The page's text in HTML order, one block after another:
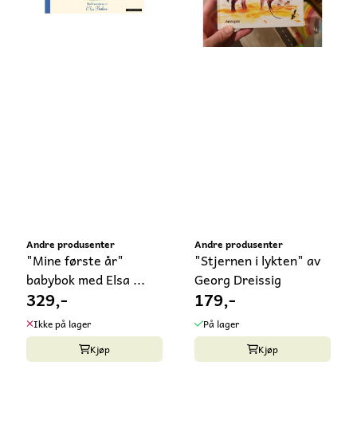
Andre produsenter
"Mine første år"
babybok med Elsa ...
329,-
Ikke på lager
Kjøp
Andre produsenter
"Stjernen i lykten" av
Georg Dreissig
179,-
På lager
Kjøp